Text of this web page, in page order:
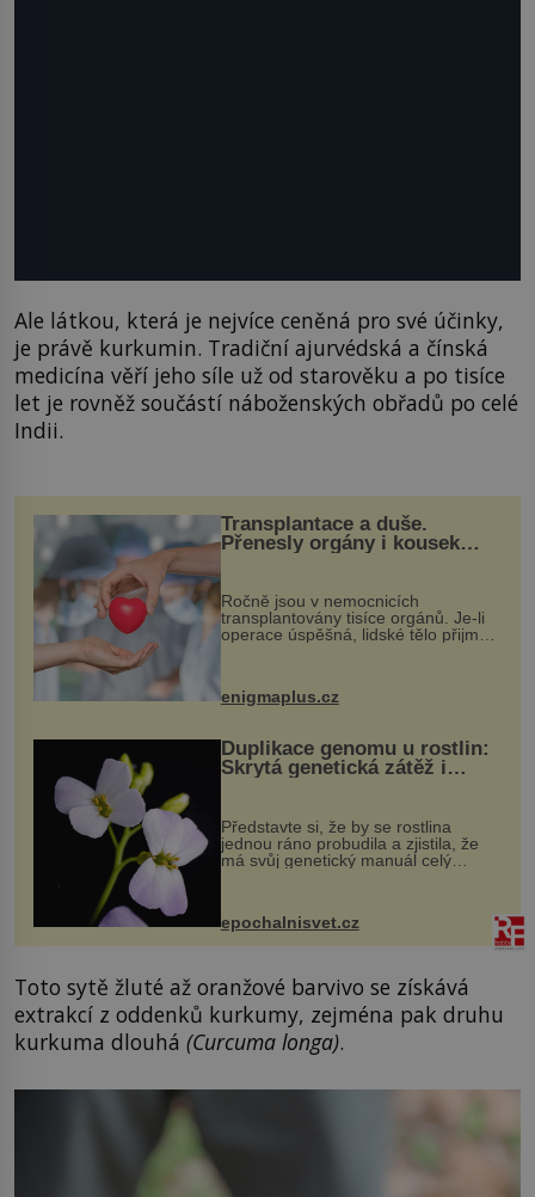
Ale látkou, která je nejvíce ceněná pro své účinky,
je právě kurkumin. Tradiční ajurvédská a čínská
medicína věří jeho síle už od starověku a po tisíce
let je rovněž součástí náboženských obřadů po celé
Indii.
Transplantace a duše.
Přenesly orgány i kousek
Ročně jsou v nemocnicích
transplantovány tisíce orgánů. Je-li
operace úspěšná, lidské tělo přijme
enigmaplus.cz
Duplikace genomu u rostlin:
Skrytá genetická zátěž i
Představte si, že by se rostlina
jednou ráno probudila a zjistila, že
má svůj genetický manuál celý
vstupenka...
epochalnisvet.cz
Toto sytě žluté až oranžové barvivo se získává
extrakcí z oddenků kurkumy, zejména pak druhu
kurkuma dlouhá (Curcuma longa).